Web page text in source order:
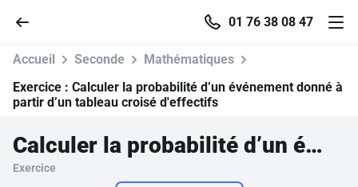
01 76 38 08 47
Parcourir
Accueil Seconde
Mathématiques
Exercice : Calculer la probabilité d’un événement donné à
partir d’un tableau croisé d'effectifs
Calculer la probabilité d’un événement donné à partir d’un tableau croisé d'effectifs
Exercice